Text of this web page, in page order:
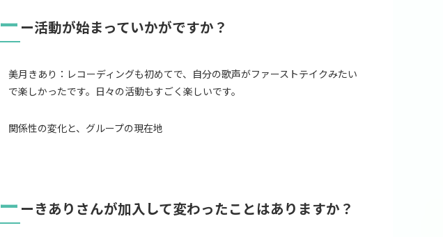
ー ー活動が始まっていかがですか？
美月きあり：レコーディングも初めてで、自分の歌声がファーストテイクみたい
で楽しかったです。日々の活動もすごく楽しいです。
関係性の変化と、グループの現在地
ー ーきありさんが加入して変わったことはありますか？